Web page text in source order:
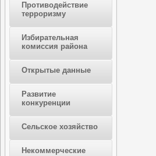
Противодействие
терроризму
Избирательная
комиссия района
Открытые данные
Развитие
конкуренции
Сельское хозяйство
Некоммерческие